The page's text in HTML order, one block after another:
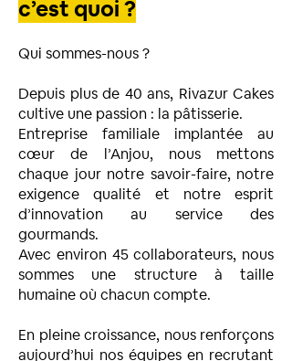
c’est quoi ?
Qui sommes-nous ?
Depuis plus de 40 ans, Rivazur Cakes
cultive une passion : la pâtisserie.
Entreprise familiale implantée au
cœur de l’Anjou, nous mettons
chaque jour notre savoir-faire, notre
exigence qualité et notre esprit
d’innovation au service des
gourmands.
Avec environ 45 collaborateurs, nous
sommes une structure à taille
humaine où chacun compte.
En pleine croissance, nous renforçons
aujourd’hui nos équipes en recrutant